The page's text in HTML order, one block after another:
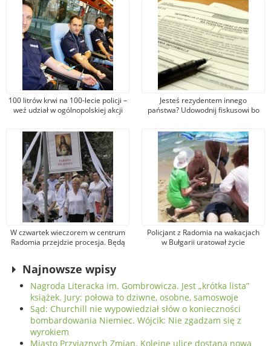
100 litrów krwi na 100-lecie policji –
weź udział w ogólnopolskiej akcji
Jesteś rezydentem innego
państwa? Udowodnij fiskusowi bo
W czwartek wieczorem w centrum
Radomia przejdzie procesja. Będą
Policjant z Radomia na wakacjach
w Bułgarii uratował życie
Najnowsze wpisy
Nagroda Literacka im. Gombrowicza. Jest „krótka lista”
książek. Jury: połowa to dziwne, osobne, samoswoje
Sąd: Churchill nie wypowiedział słów o konieczności
bombardowania Niemiec. Wójcik: Nie zgadzam się z
wyrokiem
Miasto Przyjaznych Zmian. Kolejne ulice dostaną nową